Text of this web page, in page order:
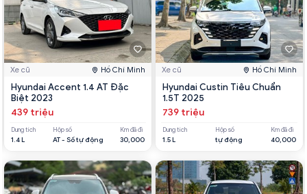
Xe cũ Hồ Chí Minh
Hyundai Accent 1.4 AT Đặc
Biệt 2023
439 triệu
Dung tích
1.4 L
Hộp số
AT - Số tự động
Km đã đi
30,000
Xe cũ Hồ Chí Minh
Hyundai Custin Tiêu Chuẩn
1.5T 2025
739 triệu
Dung tích
1.5 L
Hộp số
tự động
Km đã đi
40,000